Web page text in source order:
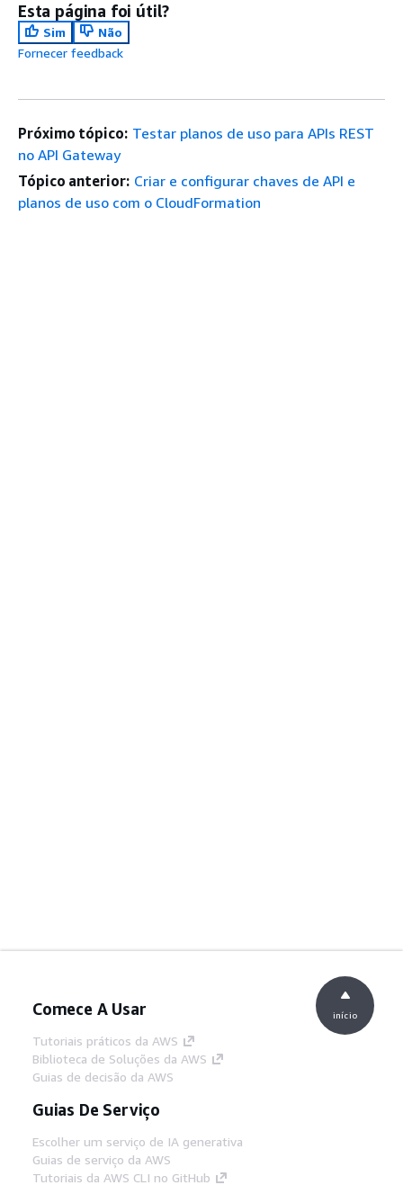
Esta página foi útil?
Sim
Não
Fornecer feedback
Próximo tópico: Testar planos de uso para APIs REST
no API Gateway
Tópico anterior: Criar e configurar chaves de API e
planos de uso com o CloudFormation
Comece A Usar
Tutoriais práticos da AWS
Biblioteca de Soluções da AWS
Guias de decisão da AWS
Guias De Serviço
Escolher um serviço de IA generativa
Guias de serviço da AWS
Tutoriais da AWS CLI no GitHub
início